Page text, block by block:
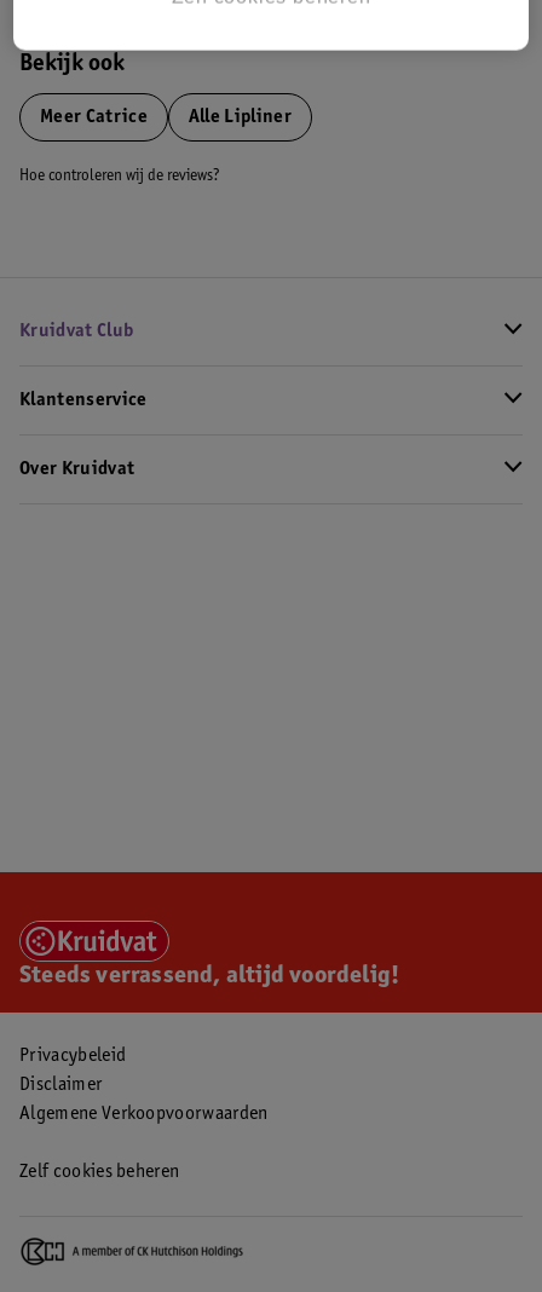
Bekijk ook
Meer Catrice Alle Lipliner
Hoe controleren wij de reviews?
Kruidvat Club
Klantenservice
Over Kruidvat
Steeds verrassend, altijd voordelig!
Privacybeleid
Disclaimer
Algemene Verkoopvoorwaarden
Zelf cookies beheren